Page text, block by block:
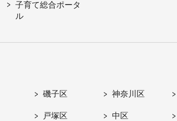
子育て総合ポータ
ル
磯子区 神奈川区
戸塚区 中区